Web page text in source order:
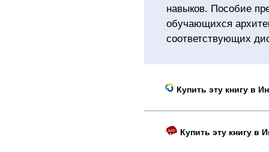
навыков. Пособие
обучающихся
соответствующих
Купить эту книгу в
Купить эту книгу в